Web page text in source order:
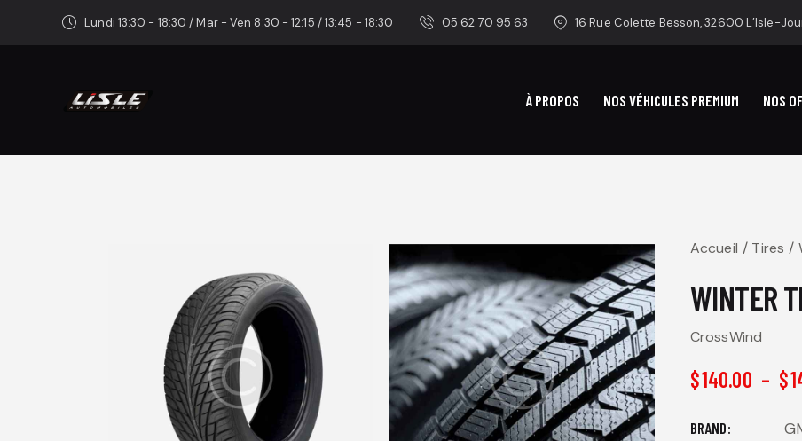
Lundi 13:30 - 18:30 / Mar - Ven 8:30 - 12:15 / 13:45 - 18:30 05 62 70 95 63 16 Rue Colette Besson, 32600 L’Isle-
À PROPOS NOS VÉHICULES PREMIUM NOS
Accueil Tires
WINTER
CrossWind
$140.00 – $
BRAND